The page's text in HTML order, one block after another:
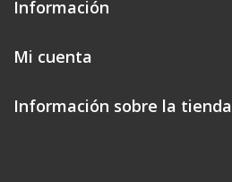
Información
Mi cuenta
Información sobre la tienda